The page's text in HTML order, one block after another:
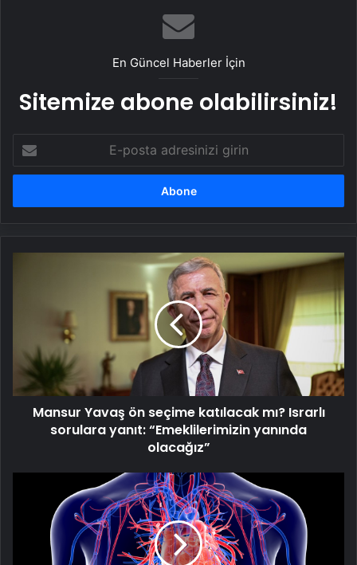
En Güncel Haberler İçin
Sitemize abone olabilirsiniz!
posta
adresinizi
Israrlı
sorulara
yanıt:
“Emeklilerimizin
Mansur Yavaş ön seçime katılacak mı? Israrlı
sorulara yanıt: “Emeklilerimizin yanında
olacağız”